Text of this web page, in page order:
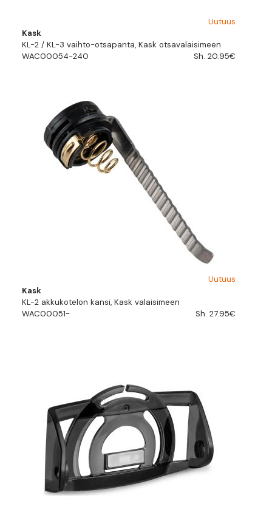
Uutuus
Kask
KL-2 / KL-3 vaihto-otsapanta, Kask otsavalaisimeen
WAC00054-240
Sh. 20.95€
Uutuus
Kask
KL-2 akkukotelon kansi, Kask valaisimeen
WAC00051-
Sh. 27.95€